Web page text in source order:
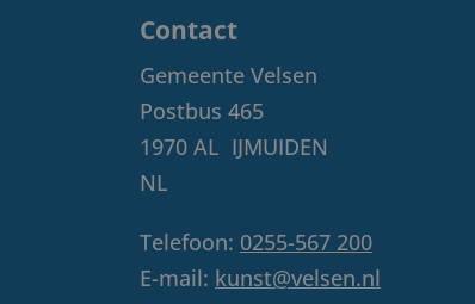
Contact
Gemeente Velsen
Postbus 465
1970 AL IJMUIDEN
NL
Telefoon: 0255-567 200
E-mail: kunst@velsen.nl